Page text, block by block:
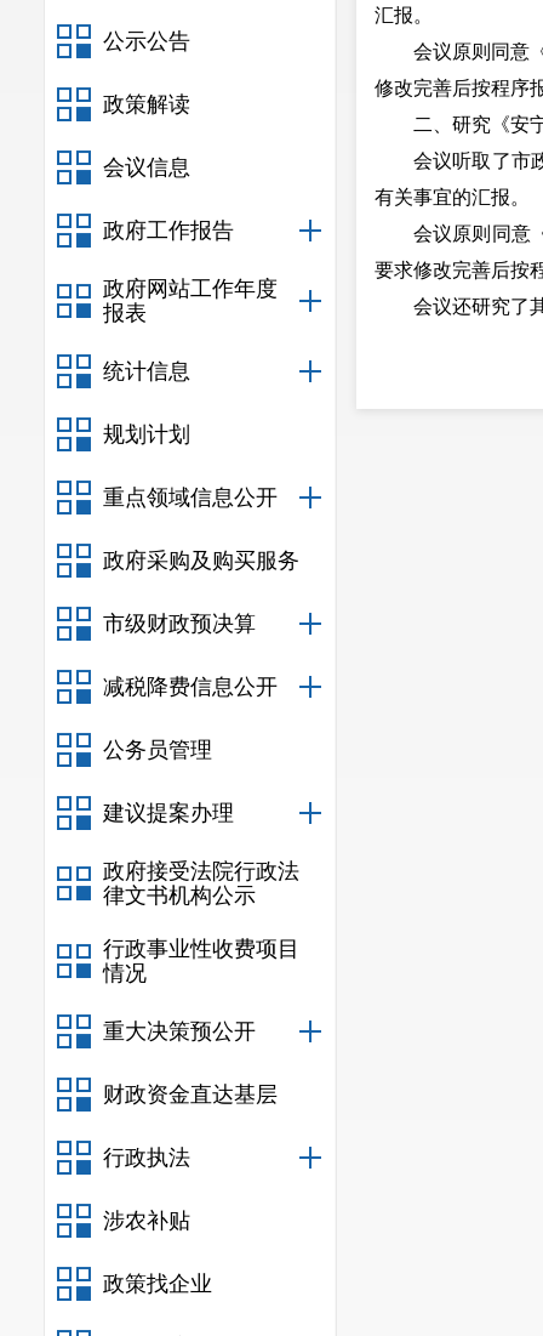
公示公告
政策解读
会议信息
政府工作报告
政府网站工作年度
报表
统计信息
规划计划
重点领域信息公开
政府采购及购买服务
市级财政预决算
减税降费信息公开
公务员管理
建议提案办理
政府接受法院行政法
律文书机构公示
行政事业性收费项目
情况
重大决策预公开
财政资金直达基层
行政执法
涉农补贴
政策找企业
汇报。
会议原则同意《
修改完善后按程序
二、研究《安宁
会议听取了市政
有关事宜的汇报。
会议原则同意《
要求修改完善后按
会议还研究了